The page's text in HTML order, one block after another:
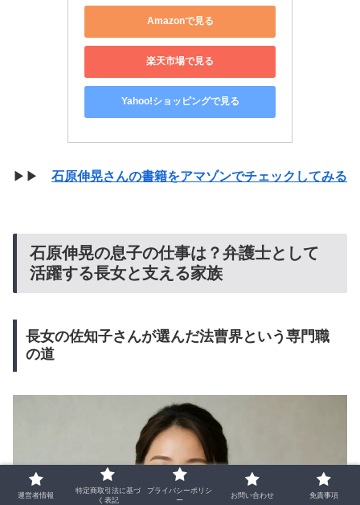
Amazonで見る
楽天市場で見る
Yahoo!ショッピングで見る
▶▶ 石原伸晃さんの書籍をアマゾンでチェックしてみる
石原伸晃の息子の仕事は？弁護士として
活躍する長女と支える家族
長女の佐知子さんが選んだ法曹界という専門職
の道
運営者情報
特定商取引法に基づ
く表記
プライバシーポリシ
ー
お問い合わせ 免責事項